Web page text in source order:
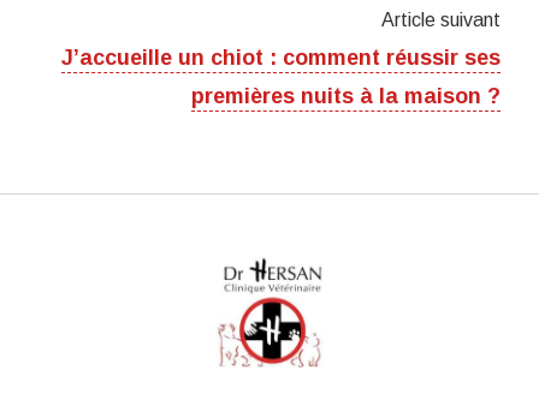
Article suivant
J’accueille un chiot : comment réussir ses
premières nuits à la maison ?